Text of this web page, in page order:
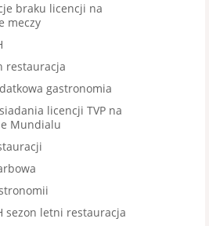
braku licencji na
meczy
restauracja
gastronomia
licencji TVP na
Mundialu
sezon letni restauracja